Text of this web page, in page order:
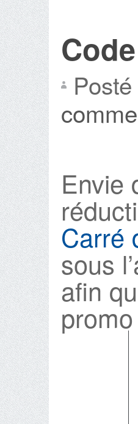
Envie
Carré
sous
afin